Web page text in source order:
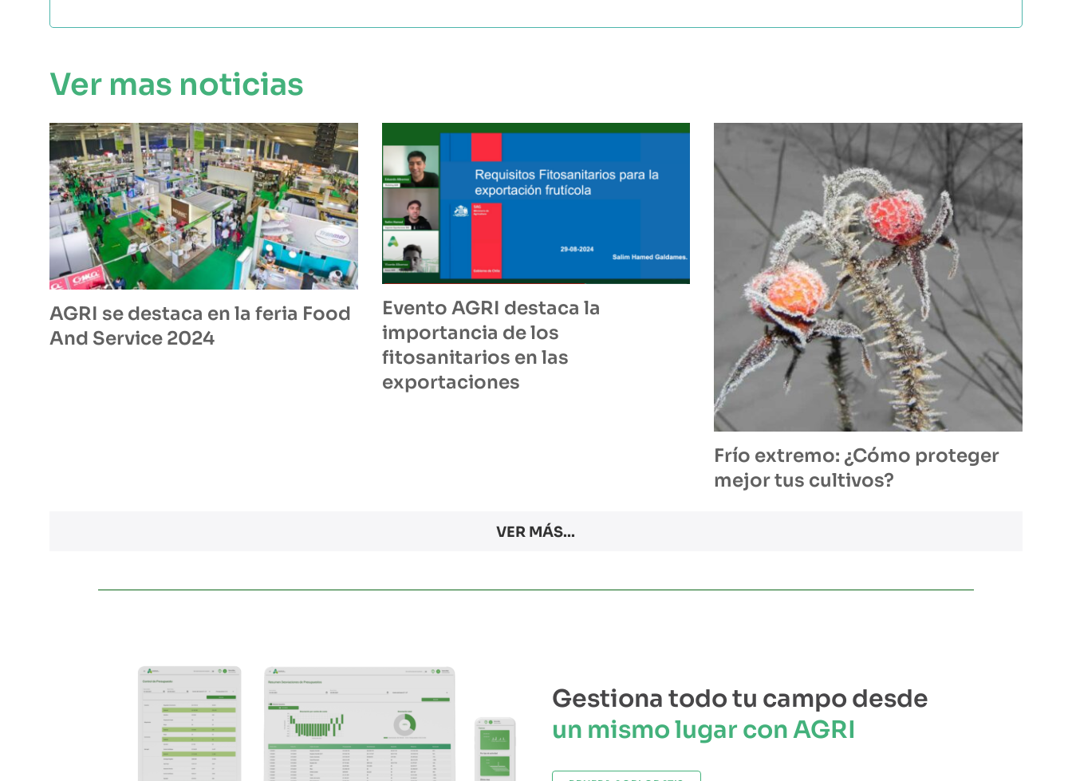
Ver mas noticias
AGRI se destaca en la feria Food
And Service 2024
Evento AGRI destaca la
importancia de los
fitosanitarios en las
exportaciones
Frío extremo: ¿Cómo proteger
mejor tus cultivos?
VER MÁS...
Gestiona todo tu campo desde
un mismo lugar con AGRI